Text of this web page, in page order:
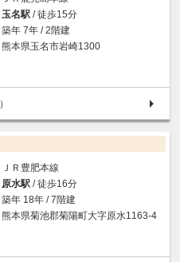
玉名駅 / 徒歩15分
築年 7年 / 2階建
熊本県玉名市岩崎1300
）
ＪＲ豊肥本線
原水駅 / 徒歩16分
築年 18年 / 7階建
熊本県菊池郡菊陽町大字原水1163-4